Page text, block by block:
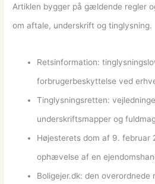
Artiklen bygger på gældende regler
om aftale, underskrift og tinglysning.
Retsinformation:
forbrugerbeskyttelse ved
Tinglysningsretten:
underskriftsmapper og
Højesterets dom af 9. februar
ophævelse af en
Boligejer.dk: den